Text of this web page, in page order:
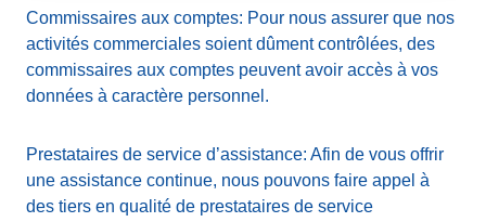
Commissaires aux comptes: Pour nous assurer que nos
activités commerciales soient dûment contrôlées, des
commissaires aux comptes peuvent avoir accès à vos
données à caractère personnel.
Prestataires de service d’assistance: Afin de vous offrir
une assistance continue, nous pouvons faire appel à
des tiers en qualité de prestataires de service